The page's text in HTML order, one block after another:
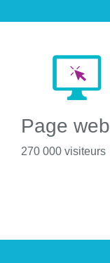
Page web
270 000 visiteurs